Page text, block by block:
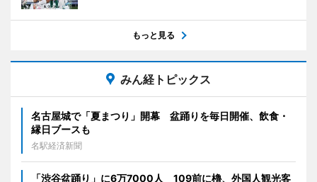
もっと見る
みん経トピックス
名古屋城で「夏まつり」開幕 盆踊りを毎日開催、飲食・
縁日ブースも
名駅経済新聞
「渋谷盆踊り」に6万7000人 109前に櫓、外国人観光客